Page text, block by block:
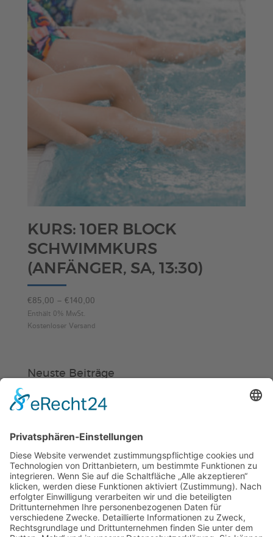
KURS: 10ER BLOCK
SCHWIMMKURS
(ANFÄNGER, SA, 13:30)
€85,00 – € 140,00Preisspanne:
bis
Enthält 0% MwSt.
Kostenloser Versand
Neuste Beiträge
Verein
Schwimmabzeichen“
Sommercamps: Fußball, Tanz oder
Hockey
FSJ’ler (m/w/d) für die Sport-KiTa